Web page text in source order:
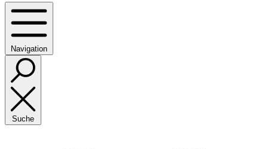
Navigation
Suche